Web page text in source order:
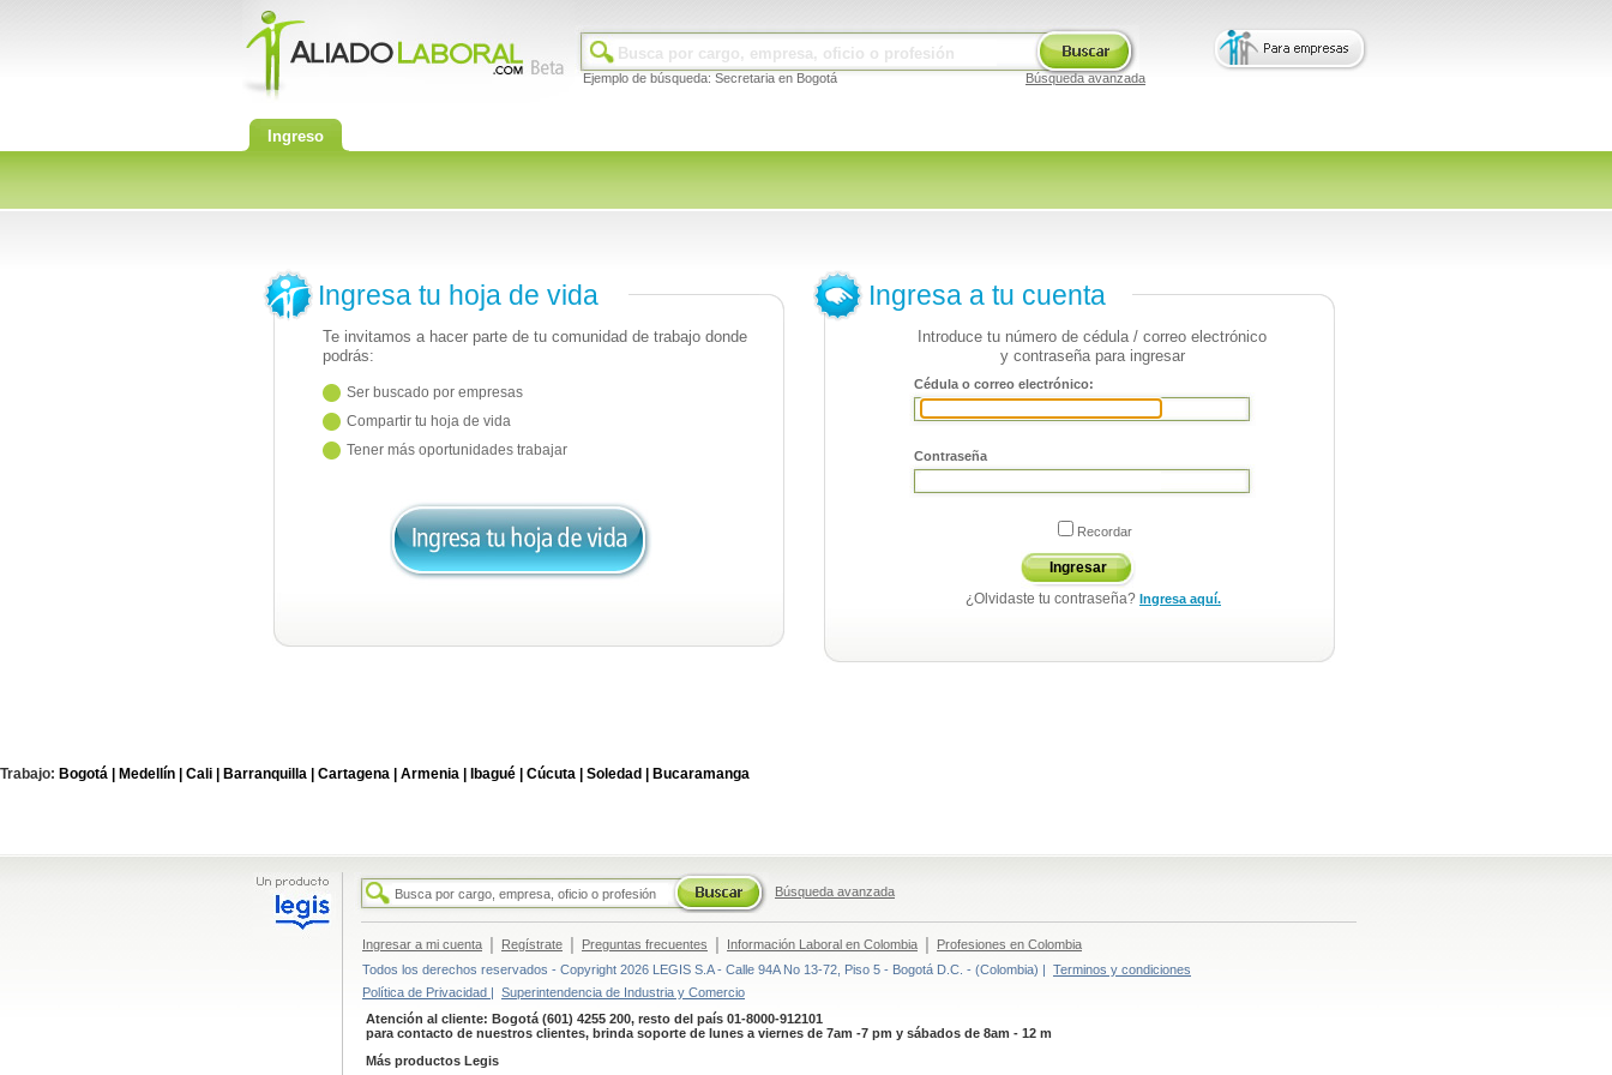
Ejemplo de búsqueda: Secretaria en Bogotá Búsqueda avanzada
Ingreso
Ingresa tu hoja de vida
Te invitamos a hacer parte de tu comunidad de trabajo donde
podrás:
Ser buscado por empresas
Compartir tu hoja de vida
Tener más oportunidades trabajar
Ingresa a tu cuenta
Introduce tu número de cédula / correo electrónico
y contraseña para ingresar
Cédula o correo electrónico:
Contraseña
Recordar
Ingresar
¿Olvidaste tu contraseña? Ingresa aquí.
Trabajo: Bogotá | Medellín | Cali | Barranquilla | Cartagena | Armenia | Ibagué | Cúcuta | Soledad | Bucaramanga
Búsqueda avanzada
Ingresar a mi cuenta | Regístrate | Preguntas frecuentes | Información Laboral en Colombia |
Profesiones en Colombia
Todos los derechos reservados - Copyright 2026 LEGIS S.A - Calle 94A No 13-72, Piso 5 - Bogotá D.C. - (Colombia) | Terminos y condiciones
Política de Privacidad | Superintendencia de Industria y Comercio
Atención al cliente: Bogotá (601) 4255 200, resto del país 01-8000-912101
para contacto de nuestros clientes, brinda soporte de lunes a viernes de 7am -7 pm y sábados de 8am - 12 m
Más productos Legis